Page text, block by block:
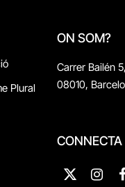
Plural
ON SOM?
Carrer Bailén
08010,
CONNECTA
X